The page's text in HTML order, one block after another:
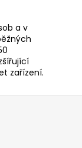
a v
zařízení.